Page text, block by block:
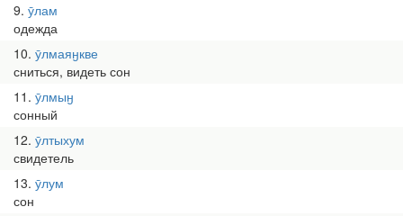
9 ӯлам
одежда
10 ӯлмаяӈкве
сниться, видеть сон
11 ӯлмыӈ
сонный
12 ӯлтыхум
свидетель
13 ӯлум
сон